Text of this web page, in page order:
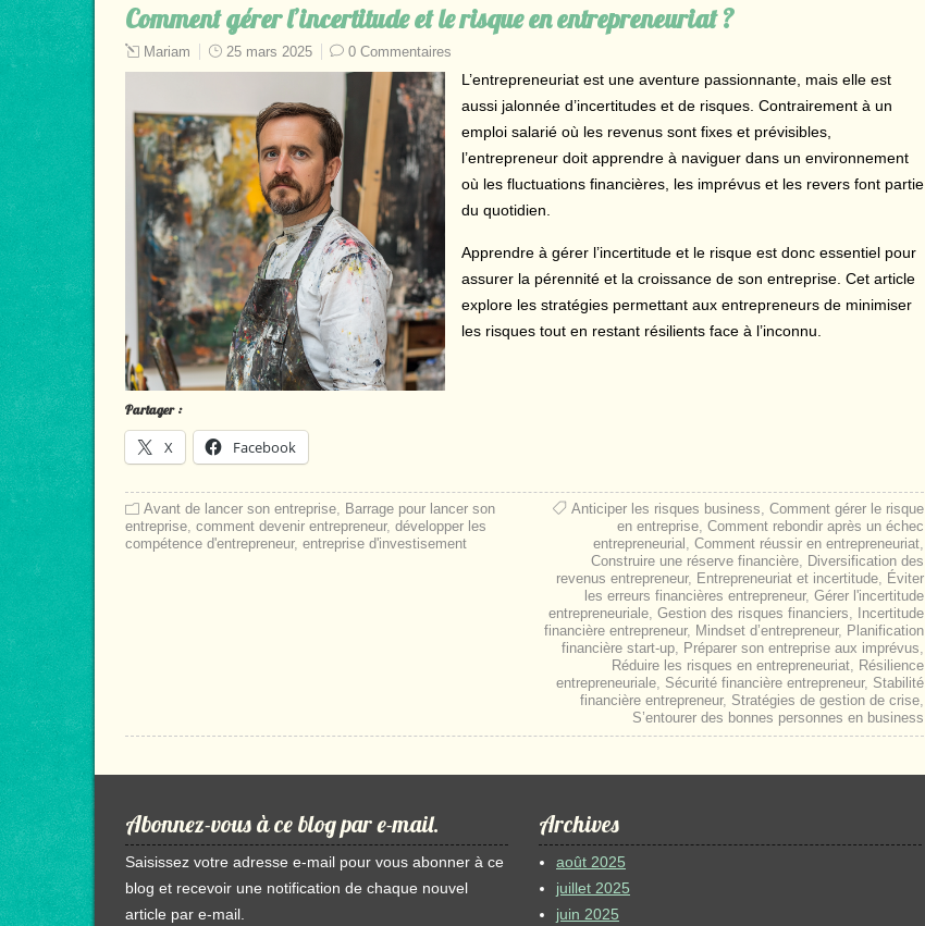
Comment gérer l’incertitude et le risque en entrepreneuriat ?
Mariam 25 mars 2025 0 Commentaires
L’entrepreneuriat est une aventure passionnante, mais elle est
aussi jalonnée d’incertitudes et de risques. Contrairement à un
emploi salarié où les revenus sont fixes et prévisibles,
l’entrepreneur doit apprendre à naviguer dans un environnement
où les fluctuations financières, les imprévus et les revers font partie
du quotidien.
Apprendre à gérer l’incertitude et le risque est donc essentiel pour
assurer la pérennité et la croissance de son entreprise. Cet article
explore les stratégies permettant aux entrepreneurs de minimiser
les risques tout en restant résilients face à l’inconnu.
Partager :
X Facebook
Avant de lancer son entreprise, Barrage pour lancer son
entreprise, comment devenir entrepreneur, développer les
compétence d'entrepreneur, entreprise d'investisement
Anticiper les risques business, Comment gérer le risque
en entreprise, Comment rebondir après un échec
entrepreneurial , Comment réussir en entrepreneuriat,
Construire une réserve financière, Diversification des
revenus entrepreneur, Entrepreneuriat et incertitude, Éviter
les erreurs financières entrepreneur, Gérer l'incertitude
entrepreneuriale, Gestion des risques financiers,
Incertitude
financière entrepreneur, Mindset d’entrepreneur, Planification
financière start-up, Préparer son entreprise aux imprévus,
Réduire les risques en entrepreneuriat, Résilience
entrepreneuriale, Sécurité financière entrepreneur, Stabilité
financière entrepreneur, Stratégies de gestion de crise,
S’entourer des bonnes personnes en business
Abonnez-vous à ce blog par e-mail.
Saisissez votre adresse e-mail pour vous abonner à ce
blog et recevoir une notification de chaque nouvel
article par e-mail.
Archives
août 2025
juillet 2025
juin 2025